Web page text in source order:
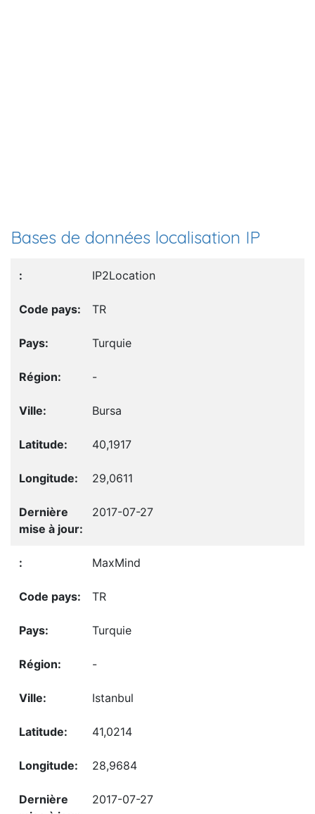
Bases de données localisation IP
IP2Location
TR
Turquie
-
Bursa
40,1917
29,0611
2017-07-27
MaxMind
TR
Turquie
-
Istanbul
41,0214
28,9684
2017-07-27